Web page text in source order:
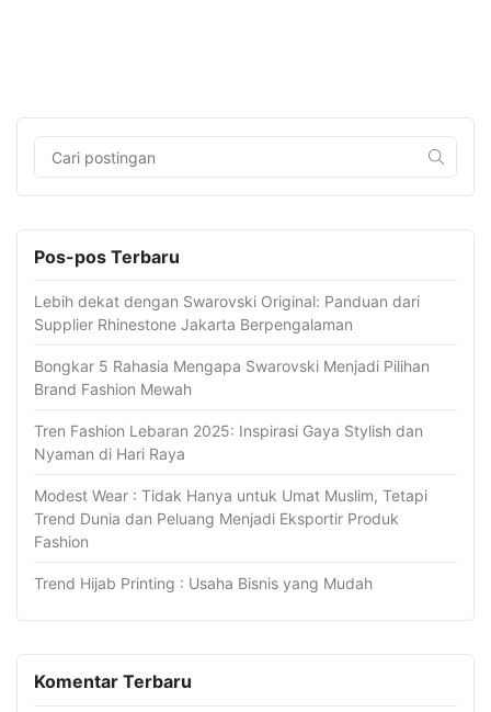
Pos-pos Terbaru
Lebih dekat dengan Swarovski Original: Panduan dari
Supplier Rhinestone Jakarta Berpengalaman
Bongkar 5 Rahasia Mengapa Swarovski Menjadi Pilihan
Brand Fashion Mewah
Tren Fashion Lebaran 2025: Inspirasi Gaya Stylish dan
Nyaman di Hari Raya
Modest Wear : Tidak Hanya untuk Umat Muslim, Tetapi
Trend Dunia dan Peluang Menjadi Eksportir Produk
Fashion
Trend Hijab Printing : Usaha Bisnis yang Mudah
Komentar Terbaru